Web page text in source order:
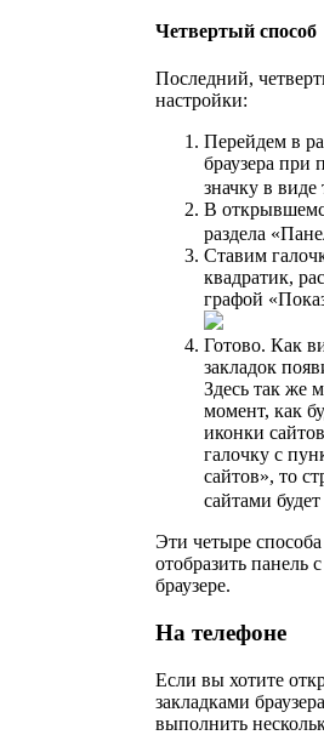
Четвертый способ
Последний,
настройки:
Перейдем в
браузера
значку в виде
В
раздела
Ставим
квадратик,
графой
Готово. Как
закладок
Здесь так же
момент, как
иконки
галочку с
сайтов», то
сайтами
Эти четыре
отобразить панель
браузере.
На телефоне
Если вы хотите
закладками
выполнить